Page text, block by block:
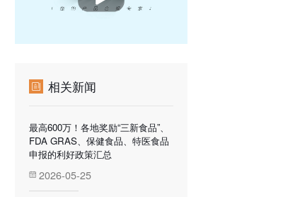
相关新闻
最高600万！各地奖励“三新食品”、
FDA GRAS、保健食品、特医食品
申报的利好政策汇总
2026-05-25